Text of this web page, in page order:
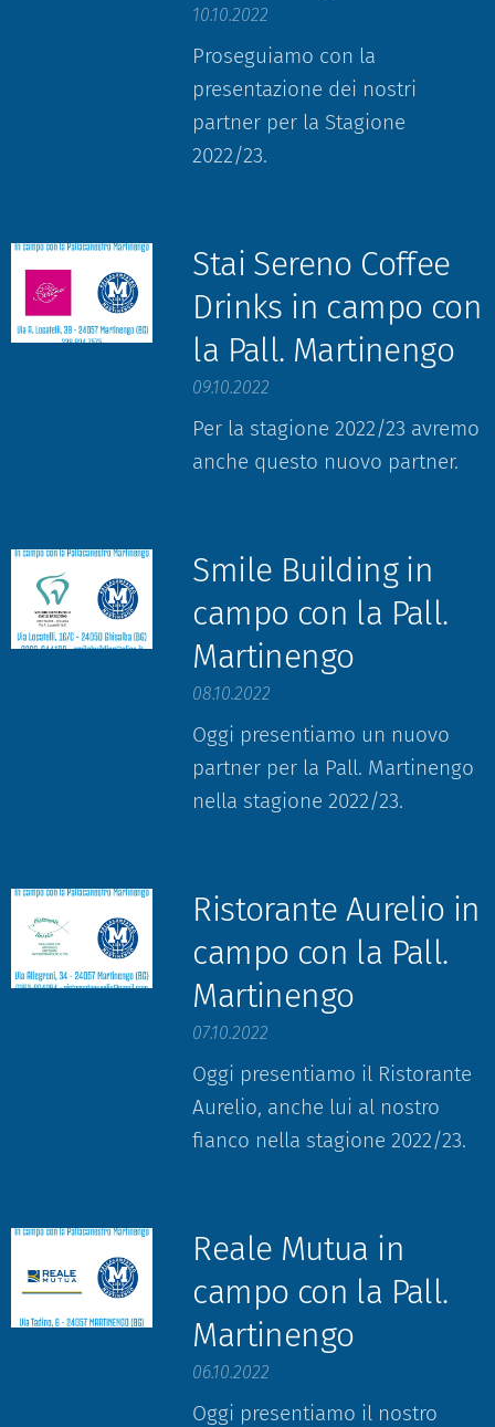
10.10.2022
Proseguiamo con la
presentazione dei nostri
partner per la Stagione
2022/23.
Stai Sereno Coffee
Drinks in campo con
la Pall. Martinengo
09.10.2022
Per la stagione 2022/23 avremo
anche questo nuovo partner.
Smile Building in
campo con la Pall.
Martinengo
08.10.2022
Oggi presentiamo un nuovo
partner per la Pall. Martinengo
nella stagione 2022/23.
Ristorante Aurelio in
campo con la Pall.
Martinengo
07.10.2022
Oggi presentiamo il Ristorante
Aurelio, anche lui al nostro
fianco nella stagione 2022/23.
Reale Mutua in
campo con la Pall.
Martinengo
06.10.2022
Oggi presentiamo il nostro